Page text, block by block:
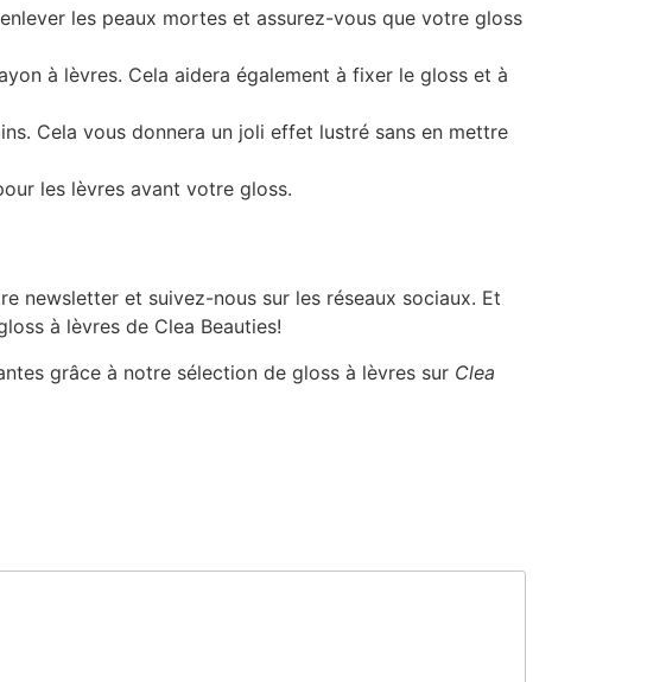
les peaux mortes et assurez-vous que votre gloss
à lèvres. Cela aidera également à fixer le gloss et à
Cela vous donnera un joli effet lustré sans en mettre
les lèvres avant votre gloss.
newsletter et suivez-nous sur les réseaux sociaux. Et
à lèvres de Clea Beauties!
grâce à notre sélection de gloss à lèvres sur Clea